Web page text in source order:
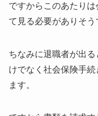
ですからこのあたり
て見る必要がありそう
ちなみに退職者が出
けでなく社会保険手
ます。